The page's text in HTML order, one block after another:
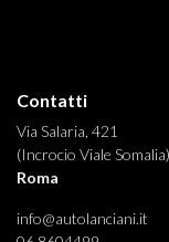
Contatti
Via Salaria, 421
(Incrocio Viale Somalia)
Roma
info@autolanciani.it